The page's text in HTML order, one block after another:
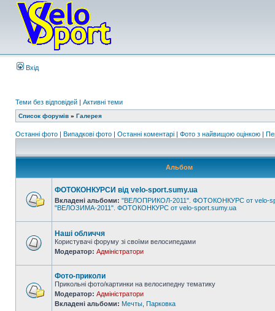
Вхід
Теми без відповідей | Активні теми
Список форумів » Галерея
Останні фото | Випадкові фото | Останні коментарі | Фото з найвищою оцінкою |
Альбом
ФОТОКОНКУРСИ від velo-sport.sumy.ua
Вкладені альбоми: "ВЕЛОПРИКОЛ-2011". ФОТОКОНКУРС от velo-
"ВЕЛОЗИМА-2011". ФОТОКОНКУРС от velo-sport.sumy.ua
Наші обличчя
Користувачі форуму зі своїми велосипедами
Модератор: Адміністратори
Фото-приколи
Прикольні фото/картинки на велосипедну тематику
Модератор: Адміністратори
Вкладені альбоми: Мечты Парковка